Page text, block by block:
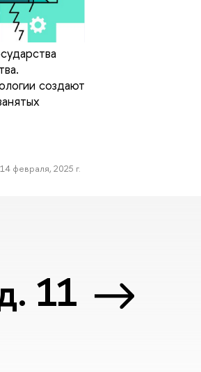
создают
14 февраля, 2025 г.
11